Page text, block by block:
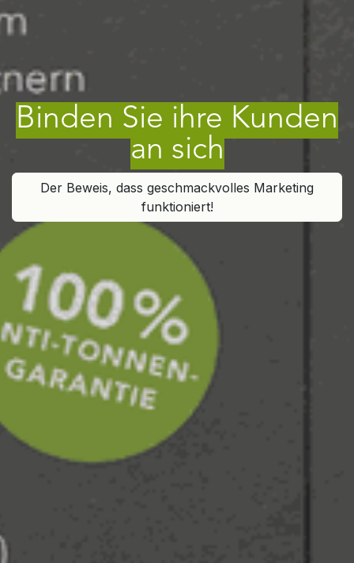
​Binden Sie ihre Kunden
an sich
Der Beweis, dass geschmackvolles Marketing
funktioniert!